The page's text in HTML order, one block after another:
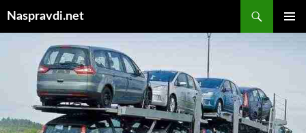
Naspravdi.net